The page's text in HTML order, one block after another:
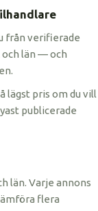
från verifierade
län — och
lägst pris om du vill
publicerade
län. Varje annons
flera